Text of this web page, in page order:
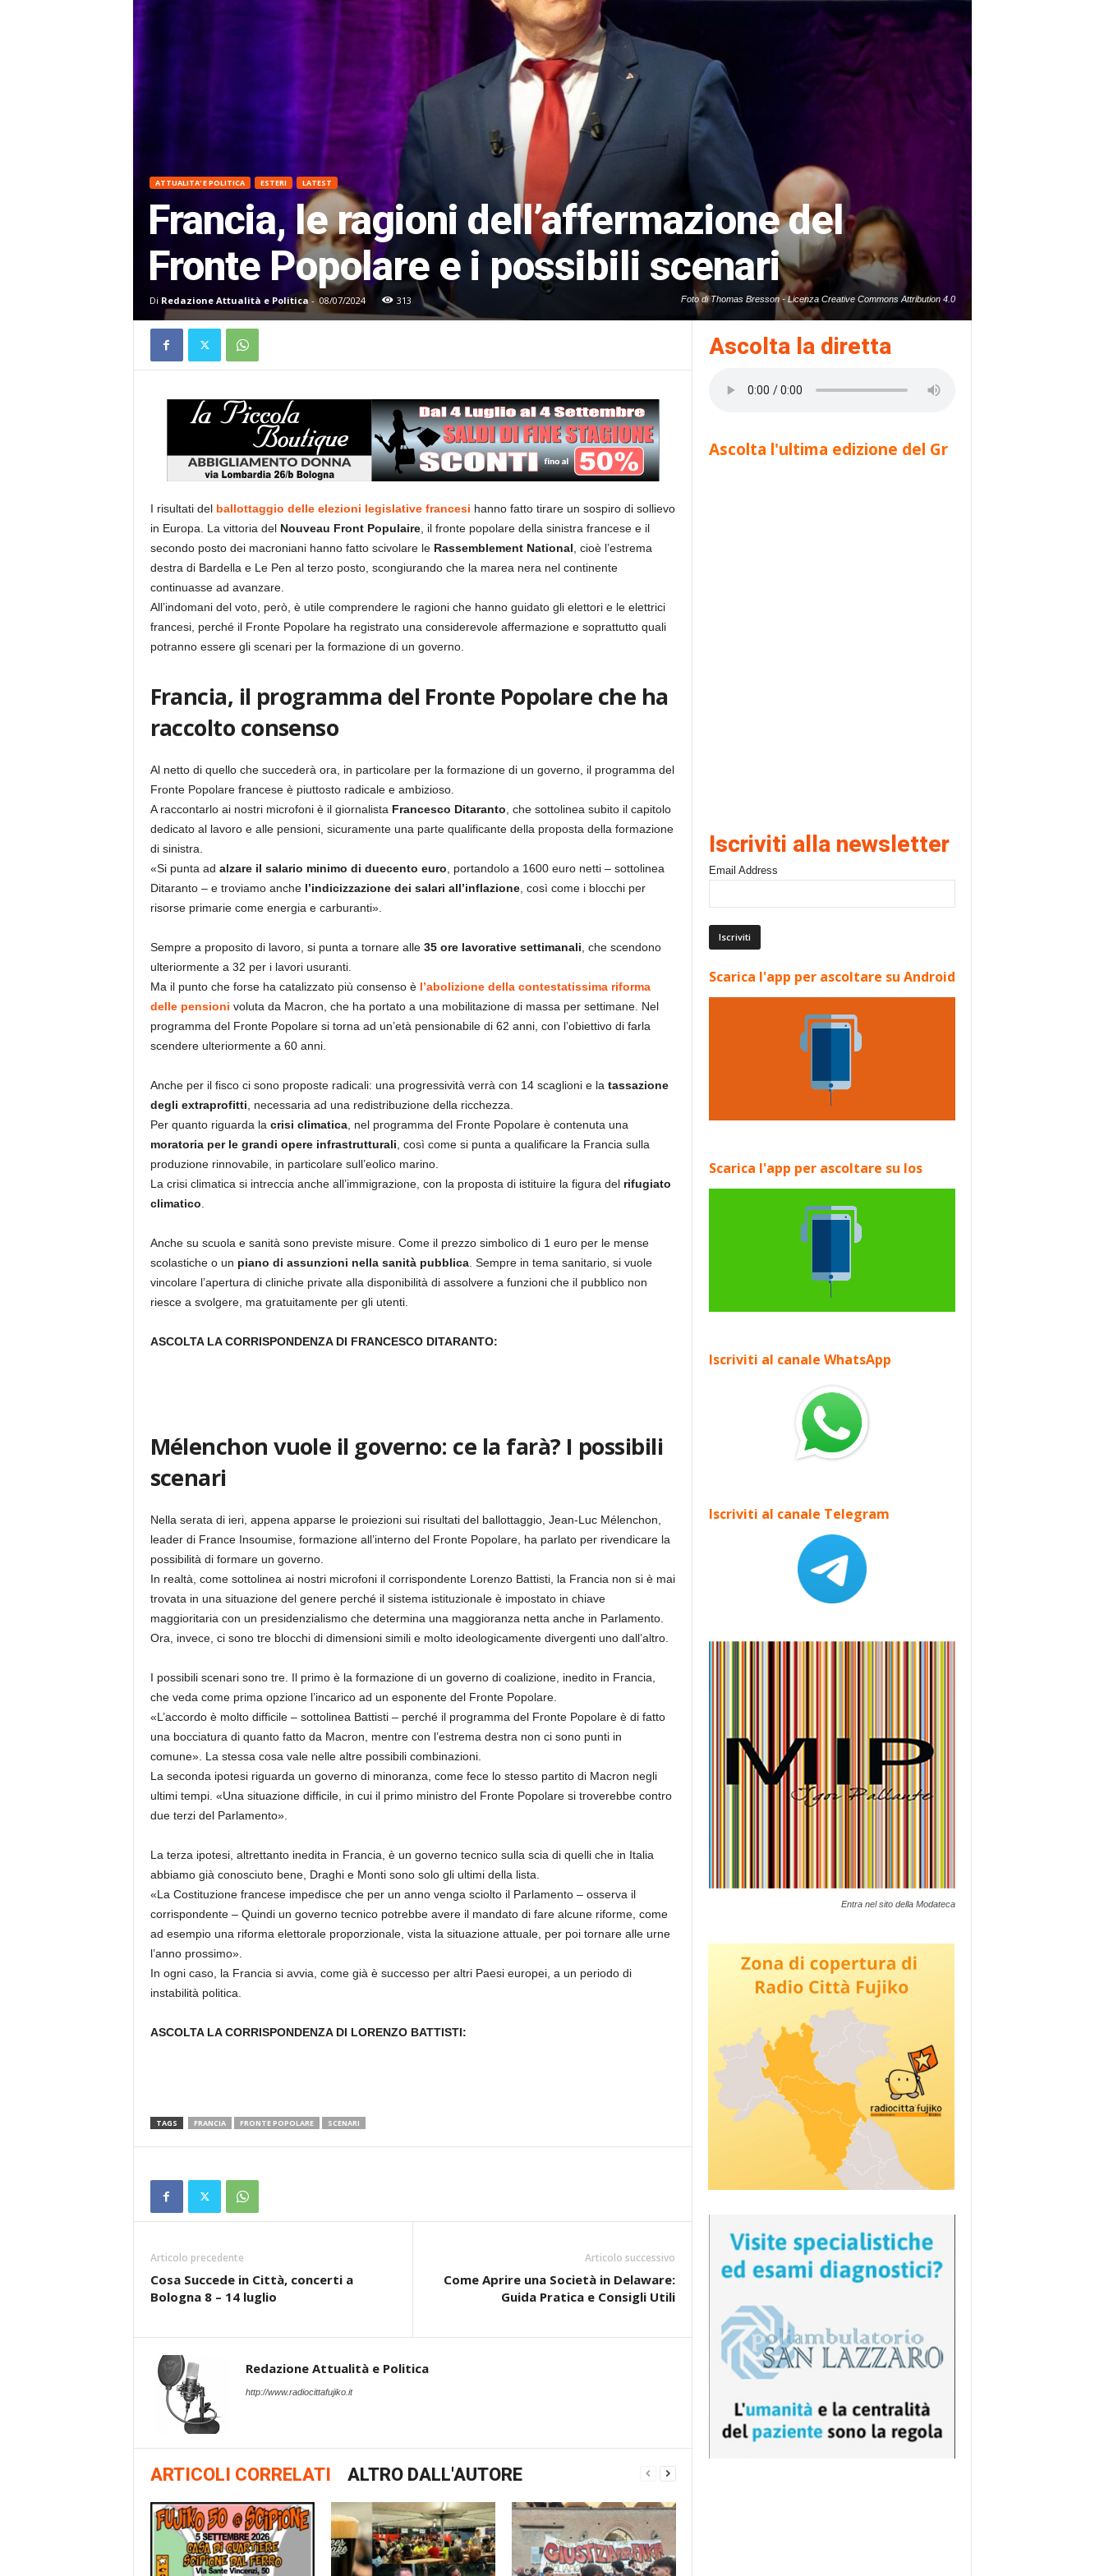
Foto di Thomas Bresson - Licenza Creative Commons Attribution 4.0
ATTUALITA' E POLITICA ESTERI LATEST
Francia, le ragioni dell’affermazione del
Fronte Popolare e i possibili scenari
Di Redazione Attualità e Politica- 08/07/2024 313
I risultati delballottaggio delle elezioni legislative francesi hanno fatto tirare un sospiro di sollievo
in Europa. La vittoria del Nouveau Front Populaire, il fronte popolare della sinistra francese e il
secondo posto dei macroniani hanno fatto scivolare le Rassemblement National , cioè l’estrema
destra di Bardella e Le Pen al terzo posto, scongiurando che la marea nera nel continente
continuasse ad avanzare.
All’indomani del voto, però, è utile comprendere le ragioni che hanno guidato gli elettori e le elettrici
francesi, perché il Fronte Popolare ha registrato una considerevole affermazione e soprattutto quali
potranno essere gli scenari per la formazione di un governo.
Francia, il programma del Fronte Popolare che ha
raccolto consenso
Al netto di quello che succederà ora, in particolare per la formazione di un governo, il programma del
Fronte Popolare francese è piuttosto radicale e ambizioso.
A raccontarlo ai nostri microfoni è il giornalista Francesco Ditaranto , che sottolinea subito il capitolo
dedicato al lavoro e alle pensioni, sicuramente una parte qualificante della proposta della formazione
di sinistra.
«Si punta ad alzare il salario minimo di duecento euro , portandolo a 1600 euro netti – sottolinea
Ditaranto – e troviamo anchel’indicizzazione dei salari all’inflazione, così come i blocchi per
risorse primarie come energia e carburanti».
Sempre a proposito di lavoro, si punta a tornare alle 35 ore lavorative settimanali , che scendono
ulteriormente a 32 per i lavori usuranti.
Ma il punto che forse ha catalizzato più consenso è l’abolizione della contestatissima riforma
delle pensioni voluta da Macron, che ha portato a una mobilitazione di massa per settimane. Nel
programma del Fronte Popolare si torna ad un’età pensionabile di 62 anni, con l’obiettivo di farla
scendere ulteriormente a 60 anni.
Anche per il fisco ci sono proposte radicali: una progressività verrà con 14 scaglioni e la tassazione
degli extraprofitti , necessaria ad una redistribuzione della ricchezza.
Per quanto riguarda la crisi climatica, nel programma del Fronte Popolare è contenuta una
moratoria per le grandi opere infrastrutturali , così come si punta a qualificare la Francia sulla
produzione rinnovabile, in particolare sull’eolico marino.
La crisi climatica si intreccia anche all’immigrazione, con la proposta di istituire la figura del rifugiato
climatico
Anche su scuola e sanità sono previste misure. Come il prezzo simbolico di 1 euro per le mense
scolastiche o un piano di assunzioni nella sanità pubblica. Sempre in tema sanitario, si vuole
vincolare l’apertura di cliniche private alla disponibilità di assolvere a funzioni che il pubblico non
riesce a svolgere, ma gratuitamente per gli utenti.
ASCOLTA LA CORRISPONDENZA DI FRANCESCO DITARANTO:
Mélenchon vuole il governo: ce la farà? I possibili
scenari
Nella serata di ieri, appena apparse le proiezioni sui risultati del ballottaggio, Jean-Luc Mélenchon,
leader di France Insoumise, formazione all’interno del Fronte Popolare, ha parlato per rivendicare la
possibilità di formare un governo.
In realtà, come sottolinea ai nostri microfoni il corrispondente Lorenzo Battisti, la Francia non si è mai
trovata in una situazione del genere perché il sistema istituzionale è impostato in chiave
maggioritaria con un presidenzialismo che determina una maggioranza netta anche in Parlamento.
Ora, invece, ci sono tre blocchi di dimensioni simili e molto ideologicamente divergenti uno dall’altro.
I possibili scenari sono tre. Il primo è la formazione di un governo di coalizione, inedito in Francia,
che veda come prima opzione l’incarico ad un esponente del Fronte Popolare.
«L’accordo è molto difficile – sottolinea Battisti – perché il programma del Fronte Popolare è di fatto
una bocciatura di quanto fatto da Macron, mentre con l’estrema destra non ci sono punti in
comune». La stessa cosa vale nelle altre possibili combinazioni.
La seconda ipotesi riguarda un governo di minoranza, come fece lo stesso partito di Macron negli
ultimi tempi. «Una situazione difficile, in cui il primo ministro del Fronte Popolare si troverebbe contro
due terzi del Parlamento».
La terza ipotesi, altrettanto inedita in Francia, è un governo tecnico sulla scia di quelli che in Italia
abbiamo già conosciuto bene, Draghi e Monti sono solo gli ultimi della lista.
«La Costituzione francese impedisce che per un anno venga sciolto il Parlamento – osserva il
corrispondente – Quindi un governo tecnico potrebbe avere il mandato di fare alcune riforme, come
ad esempio una riforma elettorale proporzionale, vista la situazione attuale, per poi tornare alle urne
l’anno prossimo».
In ogni caso, la Francia si avvia, come già è successo per altri Paesi europei, a un periodo di
instabilità politica.
ASCOLTA LA CORRISPONDENZA DI LORENZO BATTISTI:
TAGS FRANCIA FRONTE POPOLARE SCENARI
Articolo precedente
Cosa Succede in Città, concerti a
Bologna 8 – 14 luglio
Articolo successivo
Come Aprire una Società in Delaware:
Guida Pratica e Consigli Utili
Redazione Attualità e Politica
http://www.radiocittafujiko.it
ARTICOLI CORRELATI ALTRO DALL'AUTORE
Ascolta la diretta
Ascolta l'ultima edizione del Gr
Iscriviti alla newsletter
Email Address
Scarica l'app per ascoltare su Android
Scarica l'app per ascoltare su Ios
Iscriviti al canale WhatsApp
Iscriviti al canale Telegram
Entra nel sito della Modateca